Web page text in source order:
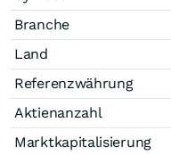
Branche
Land
Referenzwährung
Aktienanzahl
Marktkapitalisierung